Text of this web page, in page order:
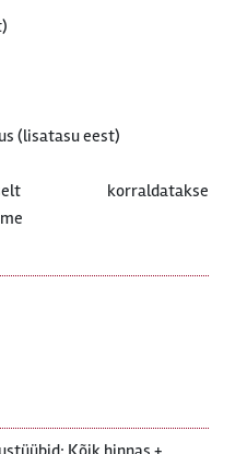
(lisatasu eest)
korraldatakse